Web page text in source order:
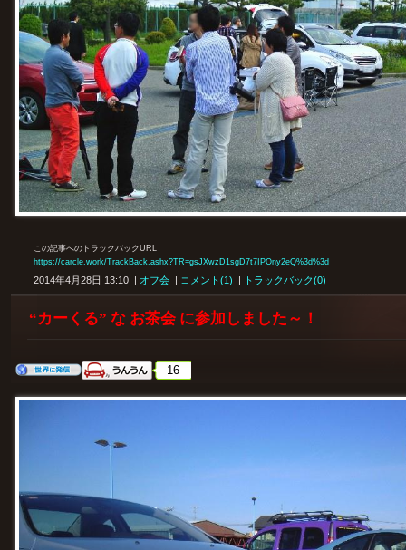
この記事へのトラックバックURL
https://carcle.work/TrackBack.ashx?TR=gsJXwzD1sgD7t7IPOny2eQ%3d%3d
2014年4月28日 13:10 | オフ会 | コメント(1) | トラックバック(0)
“カーくる” な お茶会 に参加しました～！
16